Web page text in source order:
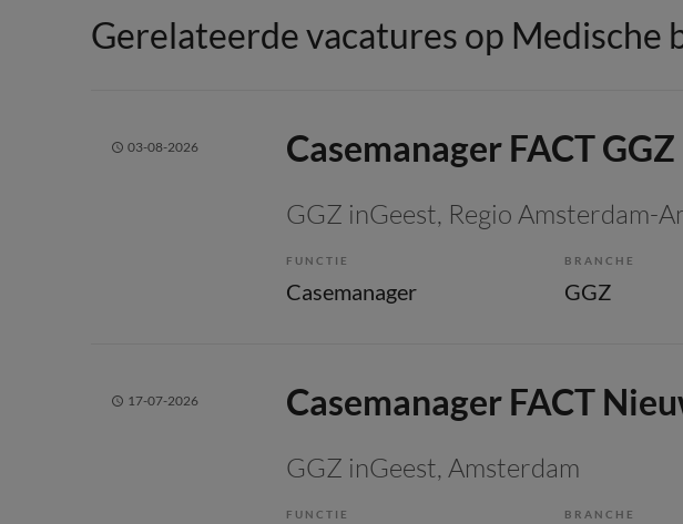
Gerelateerde vacatures op Medische
03-08-2026 Casemanager FACT
GGZ inGeest, Regio Amsterdam-
FUNCTIE
Casemanager
BRANCHE
GGZ
17-07-2026 Casemanager FACT
GGZ inGeest, Amsterdam
FUNCTIE BRANCHE